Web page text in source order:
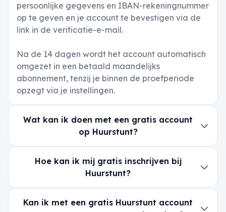
persoonlijke gegevens en IBAN-rekeningnummer
op te geven en je account te bevestigen via de
link in de verificatie-e-mail.
Na de 14 dagen wordt het account automatisch
omgezet in een betaald maandelijks
abonnement, tenzij je binnen de proefperiode
opzegt via je instellingen.
Wat kan ik doen met een gratis account
op Huurstunt?
Hoe kan ik mij gratis inschrijven bij
Huurstunt?
Kan ik met een gratis Huurstunt account